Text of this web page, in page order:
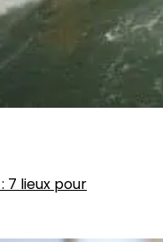
: 7 lieux pour